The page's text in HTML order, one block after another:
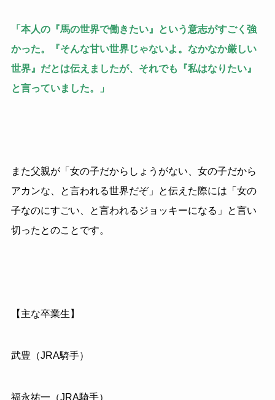
「本人の『馬の世界で働きたい』という意志がすごく強
かった。『そんな甘い世界じゃないよ。なかなか厳しい
世界』だとは伝えましたが、それでも『私はなりたい』
と言っていました。」
また父親が「女の子だからしょうがない、女の子だから
アカンな、と言われる世界だぞ」と伝えた際には「女の
子なのにすごい、と言われるジョッキーになる」と言い
切ったとのことです。
【主な卒業生】
武豊（JRA騎手）
福永祐一（JRA騎手）